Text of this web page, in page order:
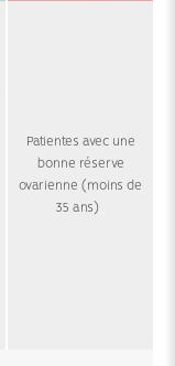
Patientes avec une
bonne réserve
ovarienne (moins de
35 ans)